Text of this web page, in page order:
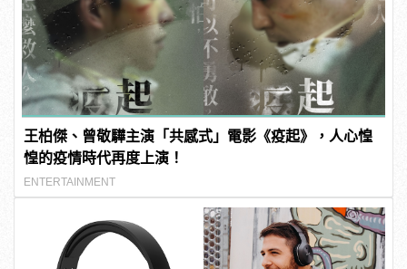
王柏傑、曾敬驊主演「共感式」電影《疫起》，人心惶
惶的疫情時代再度上演！
ENTERTAINMENT